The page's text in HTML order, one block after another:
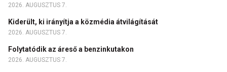
2026. AUGUSZTUS 7.
Kiderült, ki irányítja a közmédia átvilágítását
2026. AUGUSZTUS 7.
Folytatódik az áreső a benzinkutakon
2026. AUGUSZTUS 7.